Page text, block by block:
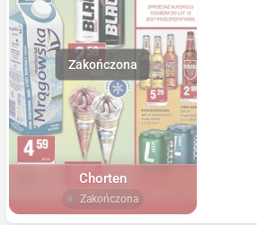
Chorten
Zakończona